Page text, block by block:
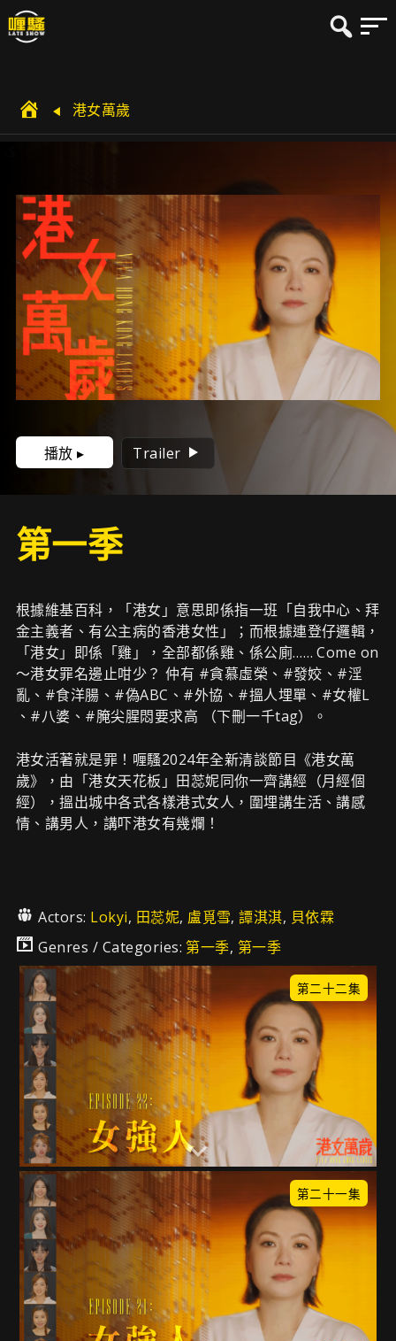
港女萬歲
播放 ▸ Trailer
第一季
根據維基百科，「港女」意思即係指一班「自我中心、拜
金主義者、有公主病的香港女性」；而根據連登仔邏輯，
「港女」即係「雞」，全部都係雞、係公廁…… Come on
～港女罪名邊止咁少？ 仲有 #貪慕虛榮、#發姣、#淫
亂、#食洋腸、#偽ABC、#外協、#搵人埋單、#女權L
、#八婆、#腌尖腥悶要求高 （下刪一千tag）。
港女活著就是罪！喱騷2024年全新清談節目《港女萬
歲》，由「港女天花板」田蕊妮同你一齊講經（月經個
經），搵出城中各式各樣港式女人，圍埋講生活、講感
情、講男人，講吓港女有幾爛！
Actors: Lokyi, 田蕊妮, 盧覓雪,譚淇淇, 貝依霖
Genres / Categories: 第一季, 第一季
第二十二集
第二十一集